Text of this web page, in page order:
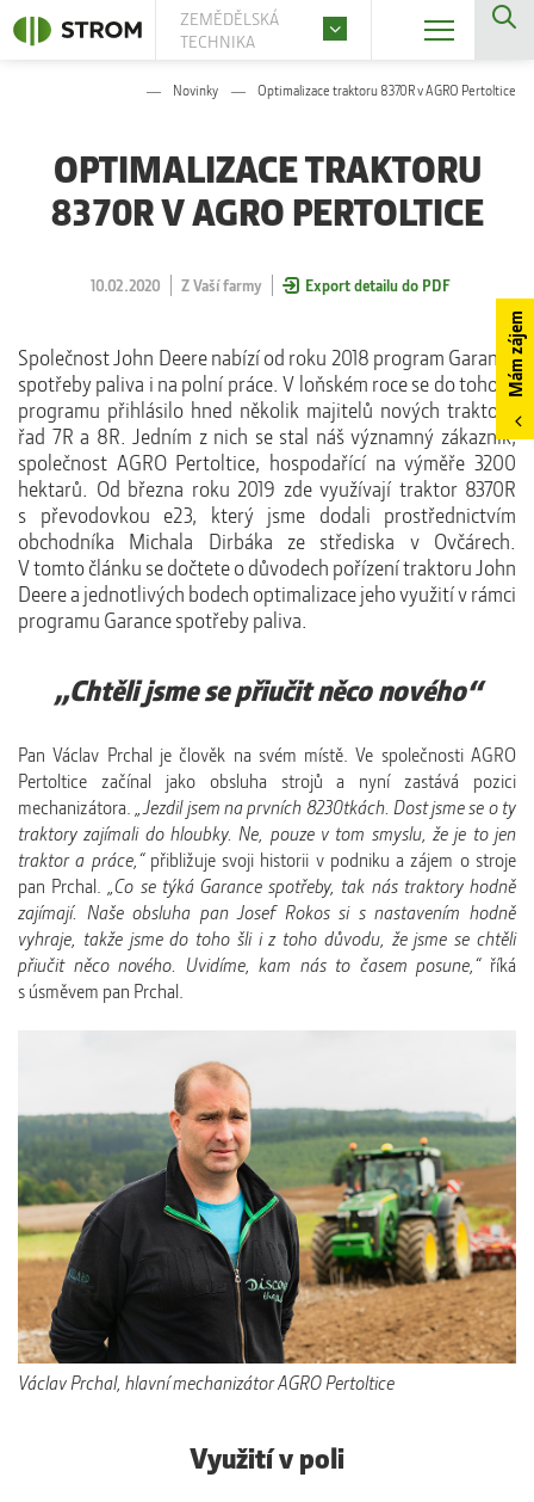
ZEMĚDĚLSKÁ
TECHNIKA
Mám zájem
Novinky Optimalizace traktoru 8370R v AGRO Pertoltice
OPTIMALIZACE TRAKTORU
8370R V AGRO PERTOLTICE
10.02.2020 Z Vaší farmy Export detailu do PDF
Společnost John Deere nabízí od roku 2018 program Garance
spotřeby paliva i na polní práce. V loňském roce se do tohoto
programu přihlásilo hned několik majitelů nových traktorů
řad 7R a 8R. Jedním z nich se stal náš významný zákazník,
společnost AGRO Pertoltice, hospodařící na výměře 3200
hektarů. Od března roku 2019 zde využívají traktor 8370R
s převodovkou e23, který jsme dodali prostřednictvím
obchodníka Michala Dirbáka ze střediska v Ovčárech.
V tomto článku se dočtete o důvodech pořízení traktoru John
Deere a jednotlivých bodech optimalizace jeho využití v rámci
programu Garance spotřeby paliva.
„Chtěli jsme se přiučit něco nového“
Pan Václav Prchal je člověk na svém místě. Ve společnosti AGRO
Pertoltice začínal jako obsluha strojů a nyní zastává pozici
mechanizátora.„Jezdil jsem na prvních 8230tkách. Dost jsme se o ty
traktory zajímali do hloubky. Ne, pouze v tom smyslu, že je to jen
traktor a práce,“přibližuje svoji historii v podniku a zájem o stroje
pan Prchal.„Co se týká Garance spotřeby, tak nás traktory hodně
zajímají. Naše obsluha pan Josef Rokos si s nastavením hodně
vyhraje, takže jsme do toho šli i z toho důvodu, že jsme se chtěli
přiučit něco nového. Uvidíme, kam nás to časem posune,“říká
s úsměvem pan Prchal.
Václav Prchal, hlavní mechanizátor AGRO Pertoltice
Využití v poli